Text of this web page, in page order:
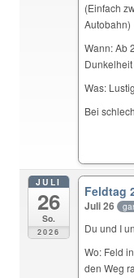
(Einfach
Autobahn)
Wann: Ab
Dunkelheit
Was:
Bei
JULI
26
So.
2026
Feldtag
Juli 26
Du und I
Wo: Feld
den Weg